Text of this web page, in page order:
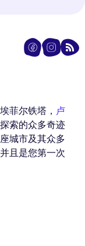
菲尔铁塔， 卢
索的众多奇迹
城市及其众多
且是您第一次